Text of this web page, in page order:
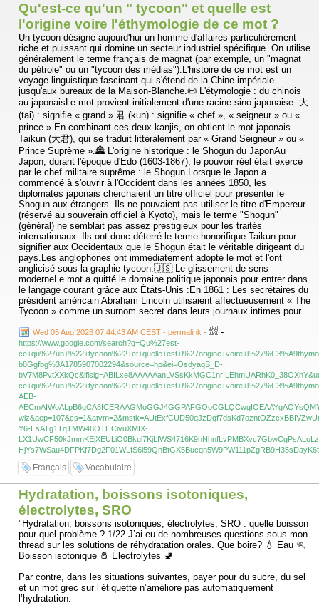
Qu'est-ce qu'un " tycoon" et quelle est
l'origine voire l'éthymologie de ce mot ?
Un tycoon désigne aujourd'hui un homme d'affaires particulièrement
riche et puissant qui domine un secteur industriel spécifique. On utilise
généralement le terme français de magnat (par exemple, un "magnat
du pétrole" ou un "tycoon des médias").L'histoire de ce mot est un
voyage linguistique fascinant qui s'étend de la Chine impériale
jusqu'aux bureaux de la Maison-Blanche.📜 L'étymologie : du chinois
au japonaisLe mot provient initialement d'une racine sino-japonaise :大
(tai) : signifie « grand ».君 (kun) : signifie « chef », « seigneur » ou «
prince ».En combinant ces deux kanjis, on obtient le mot japonais
Taikun (大君), qui se traduit littéralement par « Grand Seigneur » ou «
Prince Suprême ».🏯 L'origine historique : le Shogun du JaponAu
Japon, durant l'époque d'Edo (1603-1867), le pouvoir réel était exercé
par le chef militaire suprême : le Shogun.Lorsque le Japon a
commencé à s'ouvrir à l'Occident dans les années 1850, les
diplomates japonais cherchaient un titre officiel pour présenter le
Shogun aux étrangers. Ils ne pouvaient pas utiliser le titre d'Empereur
(réservé au souverain officiel à Kyoto), mais le terme "Shogun"
(général) ne semblait pas assez prestigieux pour les traités
internationaux. Ils ont donc déterré le terme honorifique Taikun pour
signifier aux Occidentaux que le Shogun était le véritable dirigeant du
pays.Les anglophones ont immédiatement adopté le mot et l'ont
anglicisé sous la graphie tycoon.🇺🇸 Le glissement de sens
moderneLe mot a quitté le domaine politique japonais pour entrer dans
le langage courant grâce aux États-Unis :En 1861 : Les secrétaires du
président américain Abraham Lincoln utilisaient affectueusement « The
Tycoon » comme un surnom secret dans leurs journaux intimes pour
de Sécession.Après la Première Guerre mondiale : Le terme a
définitivement glissé vers le monde des affaires américain. Il s'est mis
à désigner les capitaines d'industrie visionnaires, immensément riches
et influents (comme Rockefeller, Carnegie ou Ford), avant d'être
emprunté par la langue française.Aujourd'hui, le mot est également très
populaire dans le monde des jeux vidéo, désignant un genre de jeux de
simulation et de gestion (comme le célèbre RollerCoaster Tycoon) où
le joueur doit bâtir un empire financier.Si vous le souhaitez, nous
pouvons explorer l'histoire d'autres mots d'affaires empruntés à l'Asie
(comme Taïpan) ou analyser la biographie d'un tycoon historique
célèbre. Que préférez-vous ?
Wed 05 Aug 2026 07:44:43 AM CEST - permalink - -
https://www.google.com/search?q=Qu%27est-
b8Ggfbg%3A1785907002294&source=hp&ei=OsdyaqS_D-
AEB-
Y6-EsATg1TqTMW48OTHCivuXMIX-
Français Vocabulaire
Hydratation, boissons isotoniques,
électrolytes, SRO
"Hydratation, boissons isotoniques, électrolytes, SRO : quelle boisson
pour quel problème ? 1/22 J’ai eu de nombreuses questions sous mon
thread sur les solutions de réhydratation orales. Que boire? 💧 Eau 🏃
Boisson isotonique 🧂 Électrolytes 🚽
Par contre, dans les situations suivantes, payer pour du sucre, du sel
et un mot grec sur l’étiquette n’améliore pas automatiquement
l’hydratation.